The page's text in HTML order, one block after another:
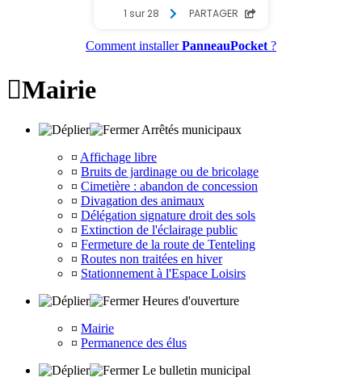
Comment installerPanneauPocket ?
Mairie
Arrêtés municipaux
¤ Affichage libre
¤ Bruits de jardinage ou de bricolage
¤ Cimetière : abandon de concession
¤ Divagation des animaux
¤ Délégation signature droit des sols
¤ Extinction de l'éclairage public
¤ Fermeture de la route de Tenteling
¤ Routes non traitées en hiver
¤ Stationnement à l'Espace Loisirs
Heures d'ouverture
¤ Mairie
¤ Permanence des élus
Le bulletin municipal